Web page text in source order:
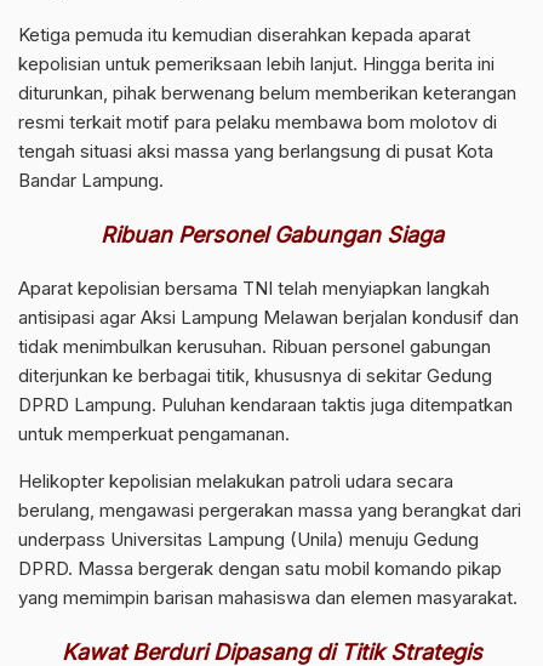
Ketiga pemuda itu kemudian diserahkan kepada aparat
kepolisian untuk pemeriksaan lebih lanjut. Hingga berita ini
diturunkan, pihak berwenang belum memberikan keterangan
resmi terkait motif para pelaku membawa bom molotov di
tengah situasi aksi massa yang berlangsung di pusat Kota
Bandar Lampung.
Ribuan Personel Gabungan Siaga
Aparat kepolisian bersama TNI telah menyiapkan langkah
antisipasi agar Aksi Lampung Melawan berjalan kondusif dan
tidak menimbulkan kerusuhan. Ribuan personel gabungan
diterjunkan ke berbagai titik, khususnya di sekitar Gedung
DPRD Lampung. Puluhan kendaraan taktis juga ditempatkan
untuk memperkuat pengamanan.
Helikopter kepolisian melakukan patroli udara secara
berulang, mengawasi pergerakan massa yang berangkat dari
underpass Universitas Lampung (Unila) menuju Gedung
DPRD. Massa bergerak dengan satu mobil komando pikap
yang memimpin barisan mahasiswa dan elemen masyarakat.
Kawat Berduri Dipasang di Titik Strategis